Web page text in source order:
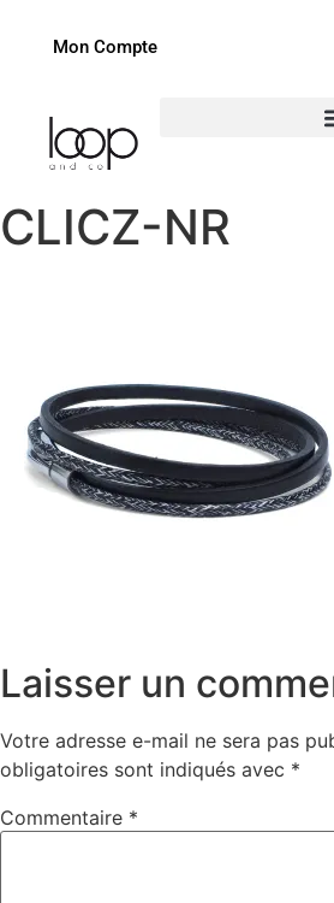
Mon Compte
CLICZ-NR
Laisser un
Votre adresse e-mail ne sera pas
obligatoires sont indiqués avec *
Commentaire *